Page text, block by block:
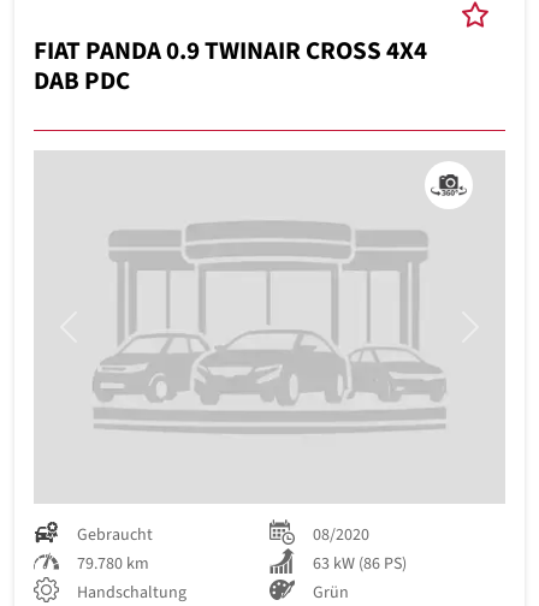
FIAT PANDA 0.9 TWINAIR CROSS 4X4
DAB PDC
Previous
Gebraucht
08/2020
79.780 km
63 kW (86 PS)
Handschaltung
Grün